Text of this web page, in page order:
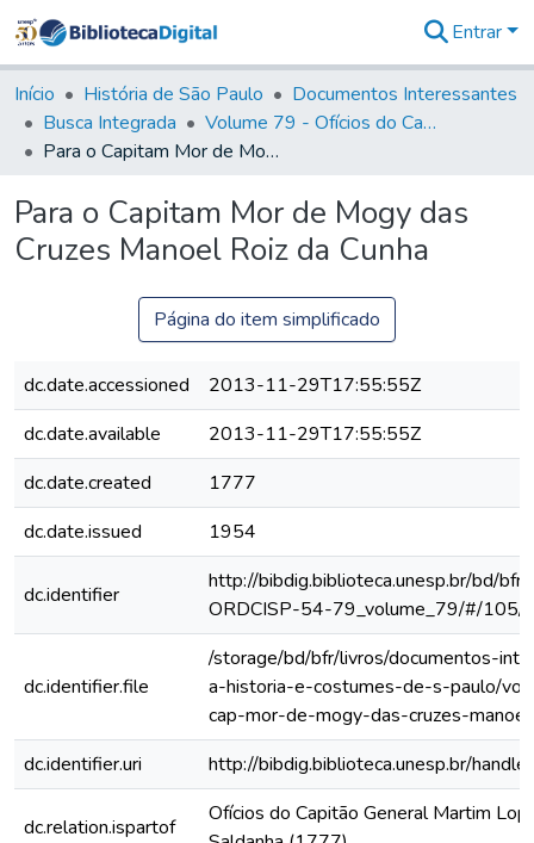
&
Coleções
Tudo na
Biblioteca
Estatísticas
Entrar
Início História de São Paulo
Documentos Interessantes
Busca Integrada
Volume 79 - Ofícios do Capitão General Martim Lopes Lobo de Saldanha (1777)
Para o Capitam Mor de Mogy das Cruzes Manoel Roiz da Cunha
Para o Capitam Mor de Mogy das
Cruzes Manoel Roiz da Cunha
Página do item simplificado
dc.date.accessioned
2013-11-29T17:55:55Z
dc.date.available
2013-11-29T17:55:55Z
dc.date.created
1777
dc.date.issued
1954
dc.identifier
http://bibdig.biblioteca.unesp.br/bd/
ORDCISP-54-79_volume_79/#/105/
dc.identifier.file
/storage/bd/bfr/livros/documentos-
a-historia-e-costumes-de-s-paulo/
cap-mor-de-mogy-das-cruzes-
dc.identifier.uri
http://bibdig.biblioteca.unesp.br/
dc.relation.ispartof
Ofícios do Capitão General Martim